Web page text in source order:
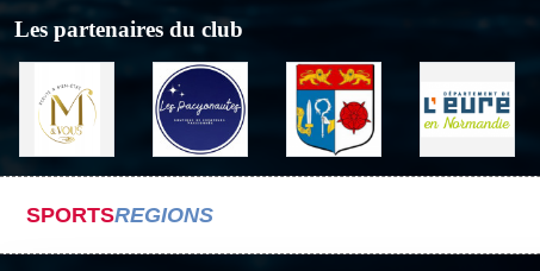
Les partenaires du club
SPORTSREGIONS